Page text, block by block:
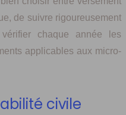
de suivre rigoureusement
chaque année les
applicables aux micro-
civile